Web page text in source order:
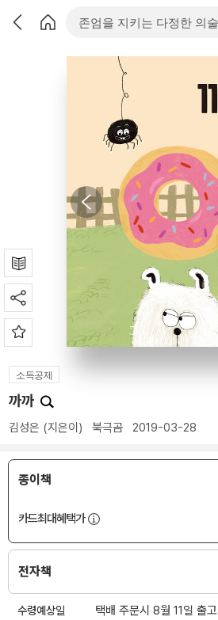
소득공제
까까
김성은 (지은이) 북극곰 2019-03-28
종이책
카드최대혜택가
전자책
수령예상일
택배 주문시 8월 11일 출고